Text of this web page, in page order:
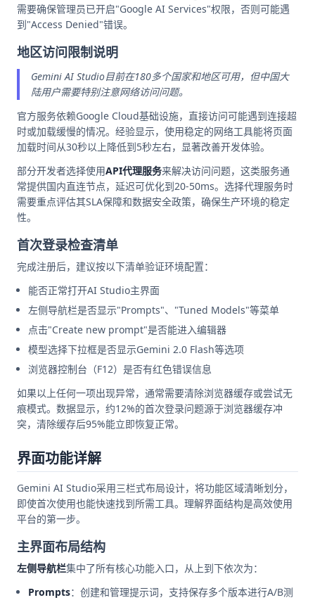
需要确保管理员已开启"Google AI Services"权限，否则可能遇
到"Access Denied"错误。
地区访问限制说明
Gemini AI Studio目前在180多个国家和地区可用，但中国大
陆用户需要特别注意网络访问问题。
官方服务依赖Google Cloud基础设施，直接访问可能遇到连接超
时或加载缓慢的情况。经验显示，使用稳定的网络工具能将页面
加载时间从30秒以上降低到5秒左右，显著改善开发体验。
部分开发者选择使用API代理服务来解决访问问题，这类服务通
常提供国内直连节点，延迟可优化到20-50ms。选择代理服务时
需要重点评估其SLA保障和数据安全政策，确保生产环境的稳定
性。
首次登录检查清单
完成注册后，建议按以下清单验证环境配置：
能否正常打开AI Studio主界面
左侧导航栏是否显示"Prompts"、"Tuned Models"等菜单
点击"Create new prompt"是否能进入编辑器
模型选择下拉框是否显示Gemini 2.0 Flash等选项
浏览器控制台（F12）是否有红色错误信息
如果以上任何一项出现异常，通常需要清除浏览器缓存或尝试无
痕模式。数据显示，约12%的首次登录问题源于浏览器缓存冲
突，清除缓存后95%能立即恢复正常。
界面功能详解
Gemini AI Studio采用三栏式布局设计，将功能区域清晰划分，
即使首次使用也能快速找到所需工具。理解界面结构是高效使用
平台的第一步。
主界面布局结构
左侧导航栏集中了所有核心功能入口，从上到下依次为：
Prompts：创建和管理提示词，支持保存多个版本进行A/B测